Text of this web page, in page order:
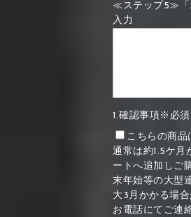
≪ステップ5≫「
入力
1.確認事項※必須
こちらの商品
通常は約1.5ケ月
ートへ追加しご
末年始等の大型
大3月かかる場
お電話にてご連